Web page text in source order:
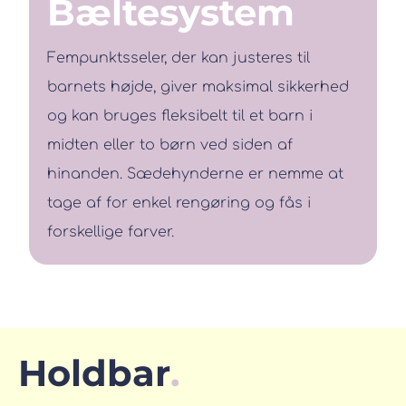
Bæltesystem
Fempunktsseler, der kan justeres til
barnets højde, giver maksimal sikkerhed
og kan bruges fleksibelt til et barn i
midten eller to børn ved siden af
hinanden. Sædehynderne er nemme at
tage af for enkel rengøring og fås i
forskellige farver.
Holdbar.